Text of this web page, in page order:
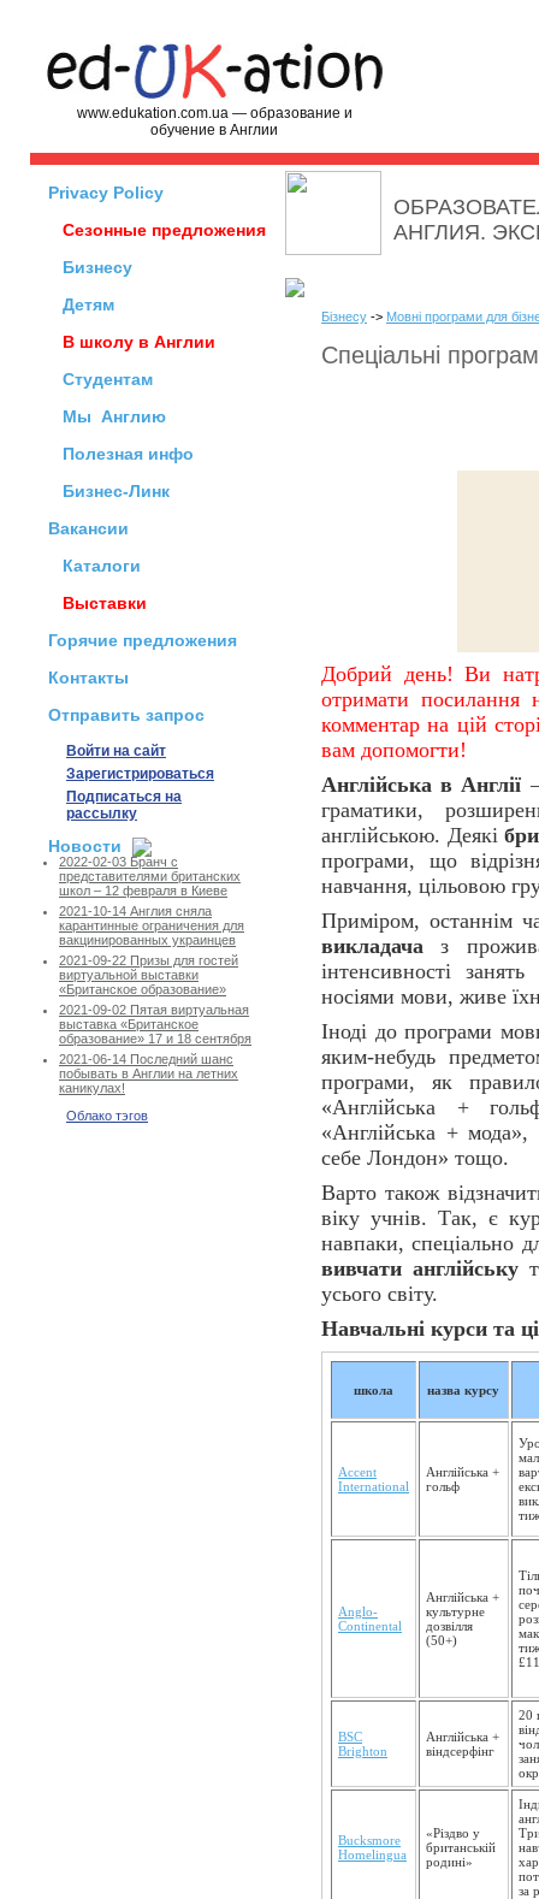
www.edukation.com.ua — образование и
обучение в Англии
Privacy Policy
Сезонные предложения
Бизнесу
Детям
В школу в Англии
Студентам
Мы Англию
Полезная инфо
Бизнес-Линк
Вакансии
Каталоги
Выставки
Горячие предложения
Контакты
Отправить запрос
Войти на сайт
Зарегистрироваться
Подписаться на
рассылку
Новости
2022-02-03 Бранч с
представителями британских
школ – 12 февраля в Киеве
2021-10-14 Англия сняла
карантинные ограничения для
вакцинированных украинцев
2021-09-22 Призы для гостей
виртуальной выставки
«Британское образование»
2021-09-02 Пятая виртуальная
выставка «Британское
образование» 17 и 18 сентября
2021-06-14 Последний шанс
побывать в Англии на летних
каникулах!
Облако тэгов
АНГЛИЯ.
Бізнесу -> Мовні програми для
Спеціальні
Добрий день! Ви
отримати посилання
комментар на цій
вам допомогти!
Англійська в Англії
граматики,
англійською. Деякі
програми, що
навчання, цільовою
Приміром, останнім
викладача з
інтенсивності
носіями мови, живе
Іноді до програми
яким-небудь
програми, як
«Англійська +
«Англійська +
себе Лондон» тощо.
Варто також
віку учнів. Так, є
навпаки, спеціально
вивчати англійську
усього світу.
Навчальні курси та
школа назва курсу
Accent
International
Англійська +
гольф
Anglo-
Continental
Англійська +
культурне
дозвілля
(50+)
BSC
Brighton
Англійська +
віндсерфінг
20
Bucksmore
Homelingua
«Різдво у
британській
родині»
за